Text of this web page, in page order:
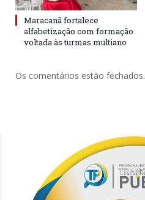
Maracanã fortalece
alfabetização com formação
voltada às turmas multiano
Os comentários estão fechados.